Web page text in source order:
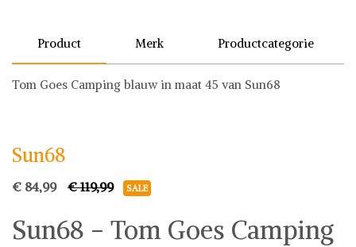
Product Merk Productcategorie
Tom Goes Camping blauw in maat 45 van Sun68
Sun68
€ 84,99 € 119,99 SALE
Sun68 - Tom Goes Camping